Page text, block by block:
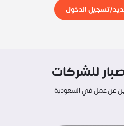
تسجيل الدخول
للشركات
عن عمل في السعودية